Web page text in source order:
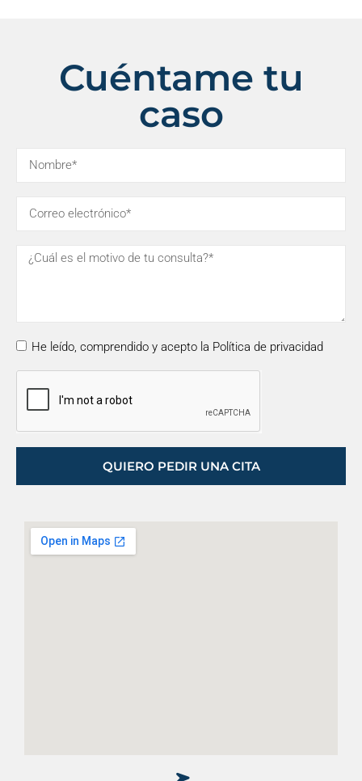
Cuéntame tu
caso
He leído, comprendido y acepto la Política de privacidad
QUIERO PEDIR UNA CITA